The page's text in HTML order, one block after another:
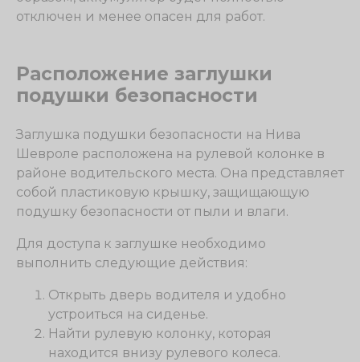
отключен и менее опасен для работ.
Расположение заглушки
подушки безопасности
Заглушка подушки безопасности на Нива
Шевроле расположена на рулевой колонке в
районе водительского места. Она представляет
собой пластиковую крышку, защищающую
подушку безопасности от пыли и влаги.
Для доступа к заглушке необходимо
выполнить следующие действия:
Открыть дверь водителя и удобно
устроиться на сиденье.
Найти рулевую колонку, которая
находится внизу рулевого колеса.